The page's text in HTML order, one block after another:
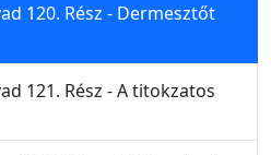
120. Rész - Dermesztőt
121. Rész - A titokzatos